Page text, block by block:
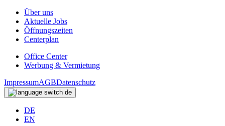
Über uns
Aktuelle Jobs
Öffnungszeiten
Centerplan
Office Center
Werbung & Vermietung
ImpressumAGBDatenschutz
de
DE
EN